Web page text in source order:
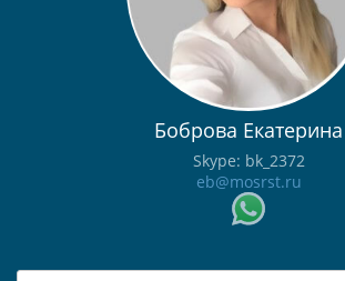
Боброва Екатерина
Skype: bk_2372
eb@mosrst.ru